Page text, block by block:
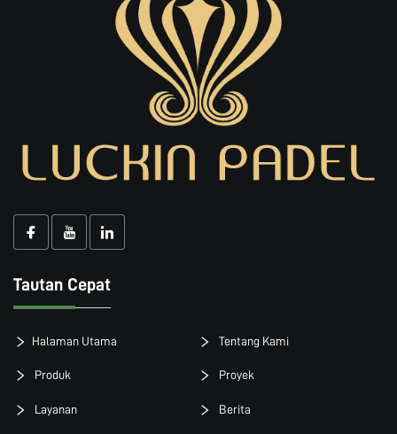
Tautan Cepat
Halaman Utama Tentang Kami
Produk Proyek
Layanan Berita